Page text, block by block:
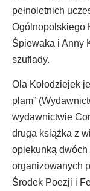
pełnoletnich
Ogólnopolskiego
Śpiewaka i Anny
szuflady.
Ola Kołodziejek
plam”
wydawnictwie
druga książka z
opiekunką
organizowanych
Środek Poezji i